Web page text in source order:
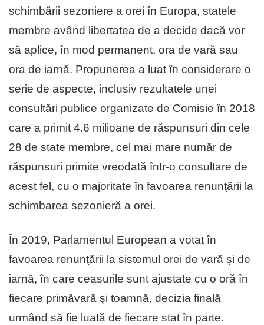
schimbării sezoniere a orei în Europa, statele
membre având libertatea de a decide dacă vor
să aplice, în mod permanent, ora de vară sau
ora de iarnă. Propunerea a luat în considerare o
serie de aspecte, inclusiv rezultatele unei
consultări publice organizate de Comisie în 2018
care a primit 4.6 milioane de răspunsuri din cele
28 de state membre, cel mai mare număr de
răspunsuri primite vreodată într-o consultare de
acest fel, cu o majoritate în favoarea renunţării la
schimbarea sezonieră a orei.
În 2019, Parlamentul European a votat în
favoarea renunţării la sistemul orei de vară şi de
iarnă, în care ceasurile sunt ajustate cu o oră în
fiecare primăvară şi toamnă, decizia finală
urmând să fie luată de fiecare stat în parte.